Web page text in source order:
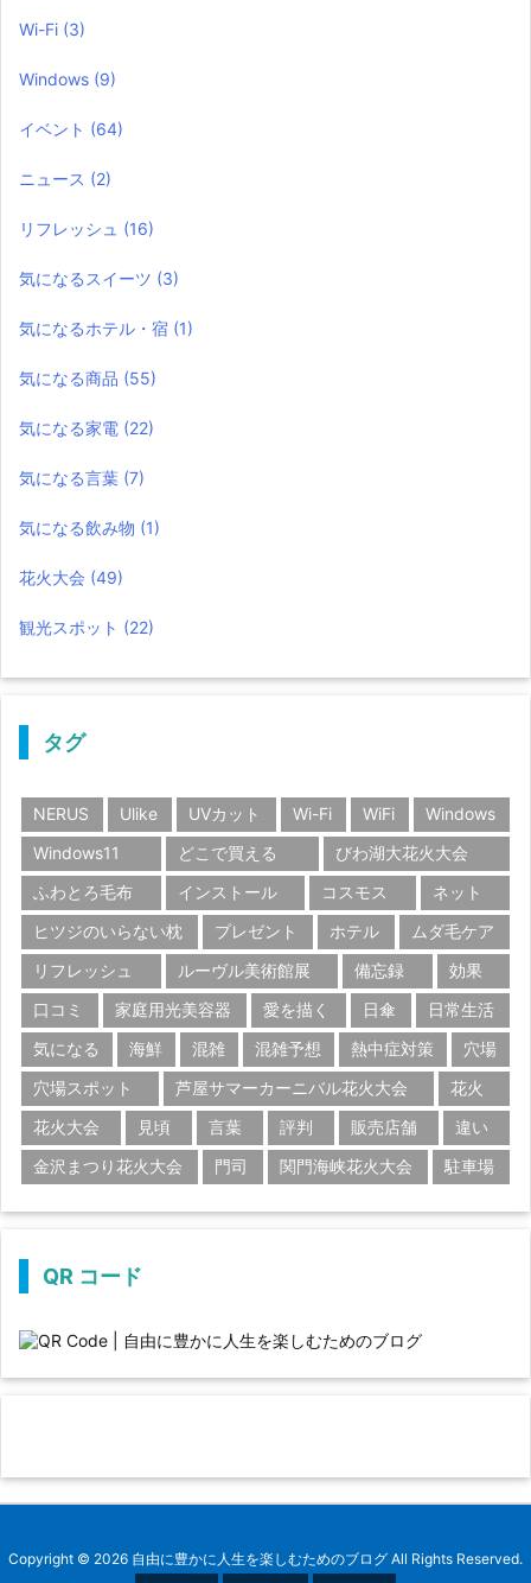
Wi-Fi (3)
Windows (9)
イベント (64)
ニュース (2)
リフレッシュ (16)
気になるスイーツ (3)
気になるホテル・宿 (1)
気になる商品 (55)
気になる家電 (22)
気になる言葉 (7)
気になる飲み物 (1)
花火大会 (49)
観光スポット (22)
タグ
NERUS Ulike UVカット Wi-Fi WiFi
Windows
Windows11
どこで買える
びわ湖大花火大会
ふわとろ毛布
インストール コスモス
ネット
ヒツジのいらない枕
プレゼント ホテル
ムダ毛ケア
リフレッシュ
ルーヴル美術館展 備忘録
効果
口コミ
家庭用光美容器 愛を描く 日傘
日常生活
気になる
海鮮 混雑 混雑予想 熱中症対策
穴場
穴場スポット
芦屋サマーカーニバル花火大会
花火
花火大会
見頃 言葉 評判 販売店舗
違い
金沢まつり花火大会
門司 関門海峡花火大会 駐車場
QR コード
Copyright © 2026 自由に豊かに人生を楽しむためのブログ All Rights Reserved.